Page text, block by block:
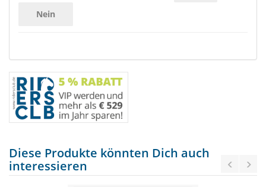
Nein
Diese Produkte könnten Dich auch
interessieren